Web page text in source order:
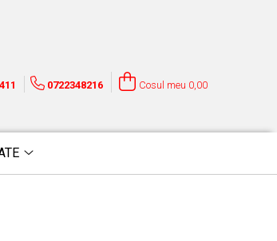
0722348216 Cosul meu 0,00